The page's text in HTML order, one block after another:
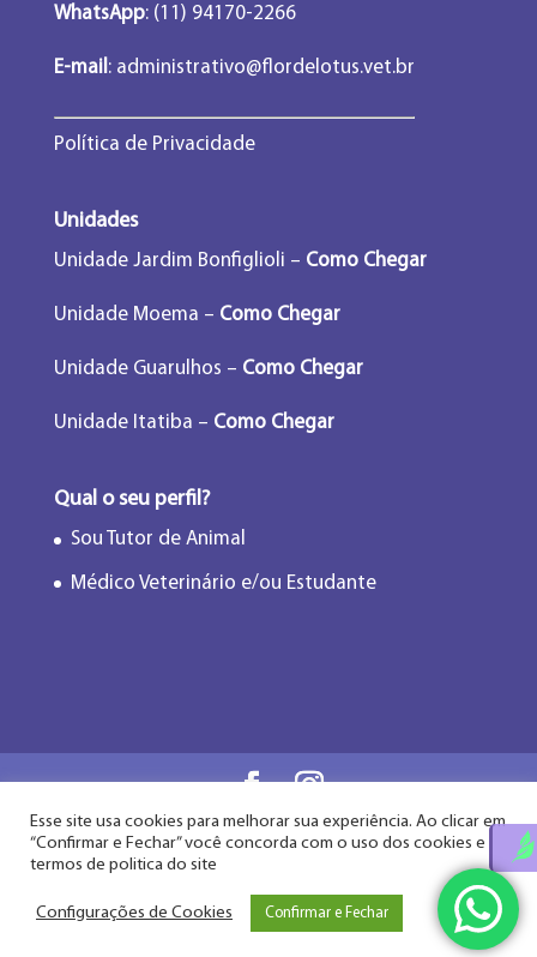
WhatsApp: (11) 94170-2266
E-mail :administrativo@flordelotus.vet.br
Política de Privacidade
Unidades
Unidade Jardim Bonfiglioli – Como Chegar
Unidade Moema – Como Chegar
Unidade Guarulhos – Como Chegar
Unidade Itatiba – Como Chegar
Qual o seu perfil?
Sou Tutor de Animal
Médico Veterinário e/ou Estudante
Flor de Lótus Acupuntura Veterinária® - Desde
Esse site usa cookies para melhorar sua experiência. Ao clicar em
“Confirmar e Fechar” você concorda com o uso dos cookies e
termos de politica do site
Configurações de Cookies Confirmar e Fechar